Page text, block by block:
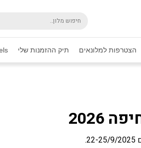
הצטרפות למלונאים תיק ההזמנות שלי
2026